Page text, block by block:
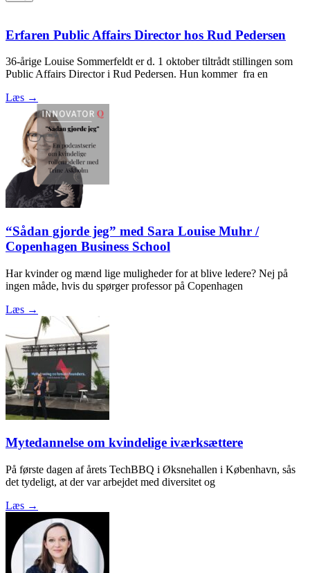
Erfaren Public Affairs Director hos Rud Pedersen
36-årige Louise Sommerfeldt er d. 1 oktober tiltrådt stillingen som
Public Affairs Director i Rud Pedersen. Hun kommer fra en
Læs →
“Sådan gjorde jeg” med Sara Louise Muhr /
Copenhagen Business School
Har kvinder og mænd lige muligheder for at blive ledere? Nej på
ingen måde, hvis du spørger professor på Copenhagen
Læs →
Mytedannelse om kvindelige iværksættere
På første dagen af årets TechBBQ i Øksnehallen i København, sås
det tydeligt, at der var arbejdet med diversitet og
Læs →